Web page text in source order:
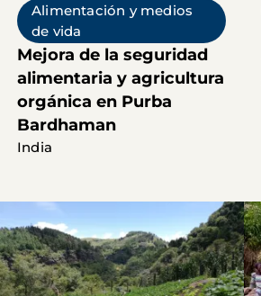
Alimentación y medios
de vida
Mejora de la seguridad
alimentaria y agricultura
orgánica en Purba
Bardhaman
India